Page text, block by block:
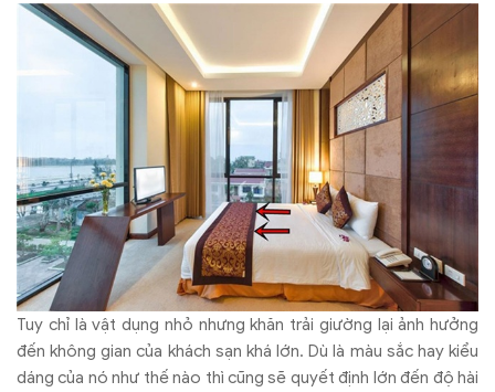
Tuy chỉ là vật dụng nhỏ nhưng khăn trải giường lại ảnh hưởng
đến không gian của khách sạn khá lớn. Dù là màu sắc hay kiểu
dáng của nó như thế nào thì cũng sẽ quyết định lớn đến độ hài